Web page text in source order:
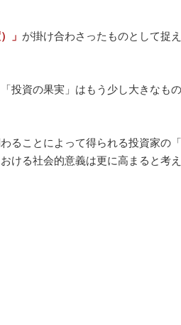
」 が掛け合わさったものとして捉
投資の果実」はもう少し大きなも
ることによって得られる投資家の「
ける社会的意義は更に高まると考